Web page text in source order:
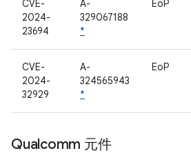
CVE-
2024-
23694
A-
329067188
*
EoP
CVE-
2024-
32929
A-
324565943
*
EoP
Qualcomm 元件